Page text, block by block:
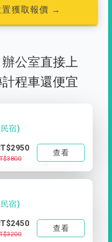
置獲取報價 →
辦公室直接上
程車還便宜
宿)
查看
宿)
查看